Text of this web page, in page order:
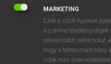
⚲ acceptancekeresése
DÍJMENTES ANGOL SZÓTÁR
MARKETING
Ezek a sütik nyomon
Az online
relevánsabb reklámokat
hogy a felhasználó hány
sütik más